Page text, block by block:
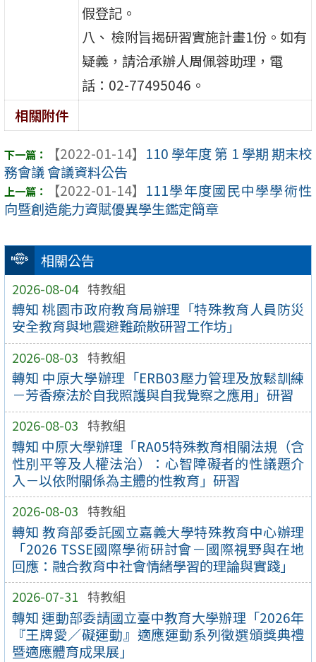
相關公告
2026-08-04 特教組
轉知 桃園市政府教育局辦理「特殊教育人員防災
安全教育與地震避難疏散研習工作坊」
2026-08-03 特教組
轉知 中原大學辦理「ERB03壓力管理及放鬆訓練
－芳香療法於自我照護與自我覺察之應用」研習
2026-08-03 特教組
轉知 中原大學辦理「RA05特殊教育相關法規（含
性別平等及人權法治）：心智障礙者的性議題介
入－以依附關係為主體的性教育」研習
2026-08-03 特教組
轉知 教育部委託國立嘉義大學特殊教育中心辦理
「2026 TSSE國際學術研討會－國際視野與在地
回應：融合教育中社會情緒學習的理論與實踐」
2026-07-31 特教組
轉知 運動部委請國立臺中教育大學辦理「2026年
『王牌愛／礙運動』適應運動系列徵選頒獎典禮
暨適應體育成果展」
假登記。
八、 檢附旨揭研習實施計畫1份。如有
疑義，請洽承辦人周佩蓉助理，電
話：02-77495046。
相關附件
【2022-01-14】 110 學年度 第 1 學期 期末校
務會議 會議資料公告
【2022-01-14】 111學年度國民中學學術性
向暨創造能力資賦優異學生鑑定簡章